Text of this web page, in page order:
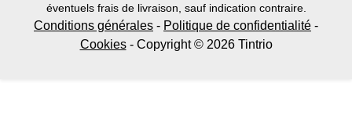
éventuels frais de livraison, sauf indication contraire.
Conditions générales - Politique de confidentialité -
Cookies- Copyright © 2026 Tintrio